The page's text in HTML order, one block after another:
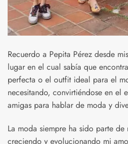
Recuerdo a Pepita Pérez desde
lugar en el cual sabía que
perfecta o el outfit ideal para el
necesitando, convirtiéndose en el
amigas para hablar de moda y
La moda siempre ha sido parte
creciendo y evolucionando mi